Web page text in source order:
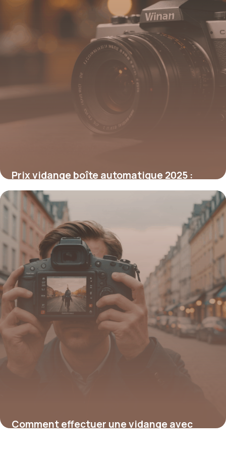
Prix vidange boîte automatique 2025 :
coûts et conseils d’experts
8 août 2025
Comment effectuer une vidange avec